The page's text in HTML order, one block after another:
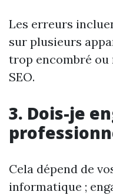
Les erreurs
sur plusieurs
trop encombré ou
SEO.
3. Dois-je
Cela dépend de
informatique ;